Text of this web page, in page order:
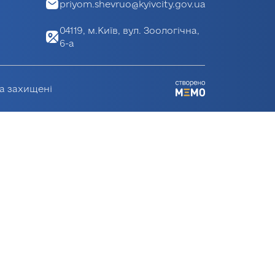
priyom.shevruo@kyivcity.gov.ua
04119, м.Київ, вул. Зоологічна,
6-а
захищені